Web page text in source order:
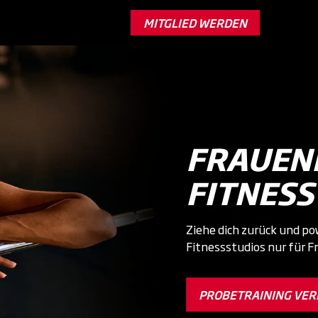
MITGLIED WERDEN
Ziehe dich zurück und
Fitnessstudios nur für
PROBETRAINING